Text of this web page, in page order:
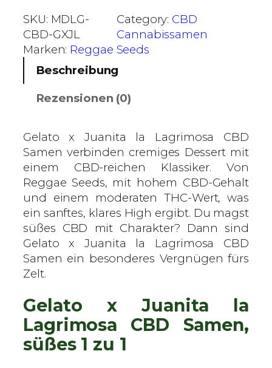
l
a
t
o
n
i
t
a
l
a
L
a
g
r
m
o
s
a
SKU: MDLG-
CBD-GXJL
Category: CBD
Cannabissamen
Marken: Reggae Seeds
Beschreibung
Rezensionen (0)
Gelato x Juanita la Lagrimosa CBD
Samen verbinden cremiges Dessert mit
einem CBD-reichen Klassiker. Von
Reggae Seeds, mit hohem CBD-Gehalt
und einem moderaten THC-Wert, was
ein sanftes, klares High ergibt. Du magst
süßes CBD mit Charakter? Dann sind
Gelato x Juanita la Lagrimosa CBD
Samen ein besonderes Vergnügen fürs
Zelt.
Gelato x Juanita la
Lagrimosa CBD Samen,
süßes 1 zu 1